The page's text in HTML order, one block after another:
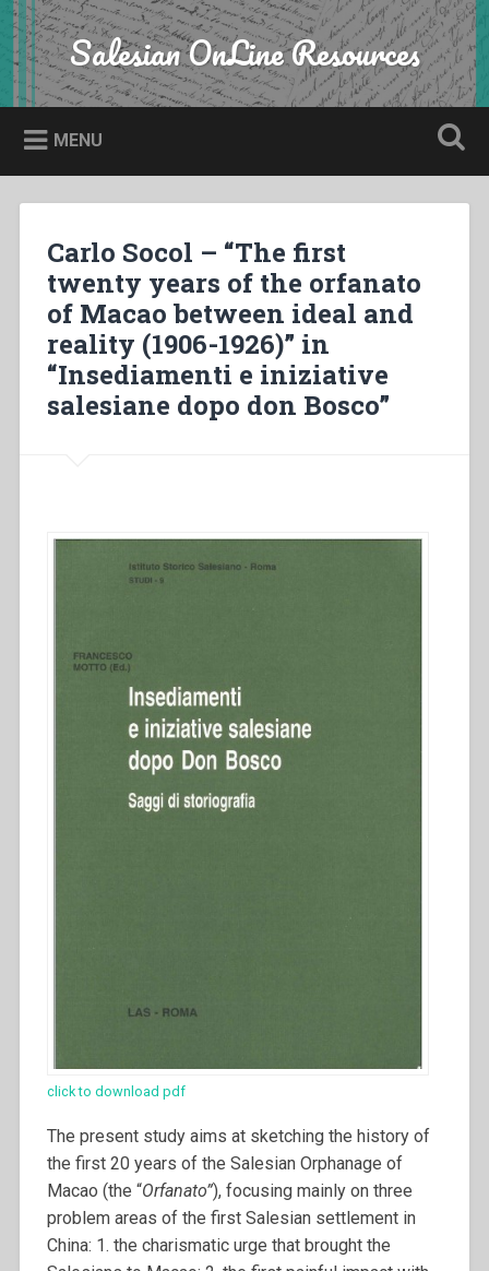
Skip
to
content
Search Salesian OnLine Resources
MENU
Carlo Socol – “The first
twenty years of the orfanato
of Macao between ideal and
reality (1906-1926)” in
“Insediamenti e iniziative
salesiane dopo don Bosco”
click to download pdf
The present study aims at sketching the history of
the first 20 years of the Salesian Orphanage of
Macao (the “Orfanato”), focusing mainly on three
problem areas of the first Salesian settlement in
China: 1. the charismatic urge that brought the